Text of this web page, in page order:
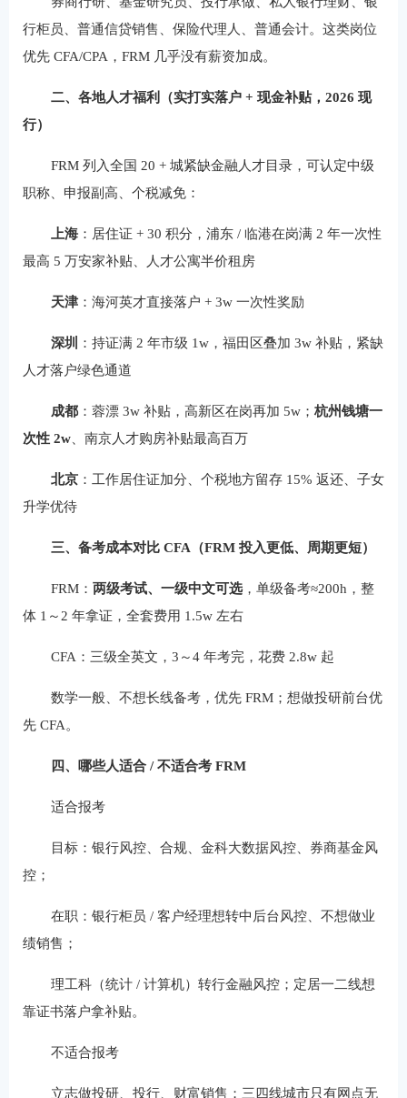
行柜员、普通信贷销售、保险代理人、普通会计。这类岗位
优先 CFA/CPA，FRM 几乎没有薪资加成。
二、各地人才福利（实打实落户 + 现金补贴，2026 现
行）
FRM 列入全国 20 + 城紧缺金融人才目录，可认定中级
职称、申报副高、个税减免：
上海：居住证 + 30 积分，浦东 / 临港在岗满 2 年一次性
最高 5 万安家补贴、人才公寓半价租房
天津：海河英才直接落户 + 3w 一次性奖励
深圳 ：持证满 2 年市级 1w，福田区叠加 3w 补贴，紧缺
人才落户绿色通道
成都：蓉漂 3w 补贴，高新区在岗再加 5w； 杭州钱塘一
次性 2w 、南京人才购房补贴最高百万
北京：工作居住证加分、个税地方留存 15% 返还、子女
升学优待
三、备考成本对比 CFA（FRM 投入更低、周期更短）
FRM： 两级考试、一级中文可选，单级备考≈200h，整
体 1～2 年拿证，全套费用 1.5w 左右
CFA：三级全英文，3～4 年考完，花费 2.8w 起
数学一般、不想长线备考，优先 FRM；想做投研前台优
先 CFA。
四、哪些人适合 / 不适合考 FRM
适合报考
目标：银行风控、合规、金科大数据风控、券商基金风
控；
在职：银行柜员 / 客户经理想转中后台风控、不想做业
绩销售；
理工科（统计 / 计算机）转行金融风控；定居一二线想
靠证书落户拿补贴。
不适合报考
立志做投研、投行、财富销售；三四线城市只有网点无